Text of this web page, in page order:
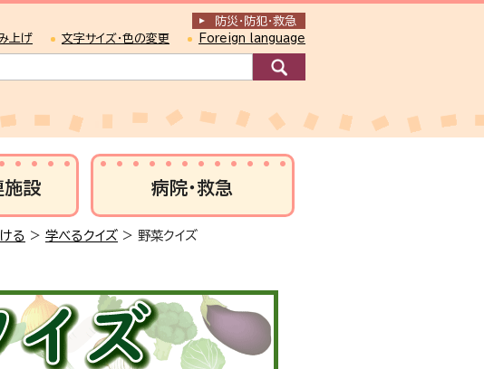
防災・防犯・救急
上げ 文字サイズ・色の変更 Foreign language
施設 病院・救急
る > 学べるクイズ > 野菜クイズ